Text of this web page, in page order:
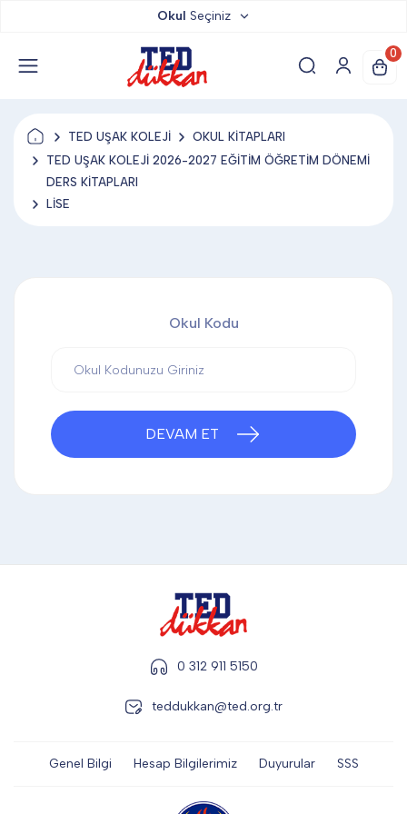
TED YAYINLARI
TED LOKUM
TERMOS & FİNCAN
Okul Seçiniz
0
TED UŞAK KOLEJİ
OKUL KİTAPLARI
TED UŞAK KOLEJİ 2026-2027 EĞİTİM ÖĞRETİM DÖNEMİ
DERS KİTAPLARI
LİSE
Okul Kodu
DEVAM ET
0 312 911 5150
teddukkan@ted.org.tr
Genel Bilgi Hesap Bilgilerimiz Duyurular SSS